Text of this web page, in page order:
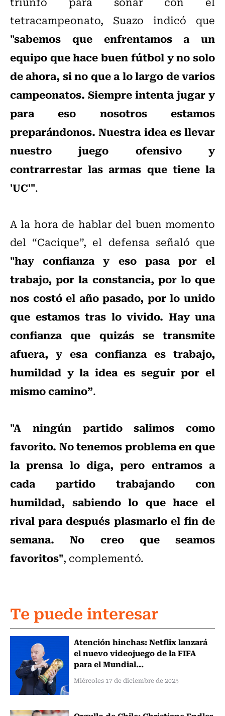
tetracampeonato, Suazo indicó que
"sabemos que enfrentamos a un
equipo que hace buen fútbol y no solo
de ahora, si no que a lo largo de varios
campeonatos. Siempre intenta jugar y
para eso nosotros estamos
preparándonos. Nuestra idea es llevar
nuestro juego ofensivo y
contrarrestar las armas que tiene la
'UC'".
A la hora de hablar del buen momento
del “Cacique”, el defensa señaló que
"hay confianza y eso pasa por el
trabajo, por la constancia, por lo que
nos costó el año pasado, por lo unido
que estamos tras lo vivido. Hay una
confianza que quizás se transmite
afuera, y esa confianza es trabajo,
humildad y la idea es seguir por el
mismo camino”.
"A ningún partido salimos como
favorito. No tenemos problema en que
la prensa lo diga, pero entramos a
cada partido trabajando con
humildad, sabiendo lo que hace el
rival para después plasmarlo el fin de
semana. No creo que seamos
favoritos", complementó.
Te puede interesar
Atención hinchas: Netflix lanzará
el nuevo videojuego de la FIFA
para el Mundial...
Miércoles 17 de diciembre de 2025